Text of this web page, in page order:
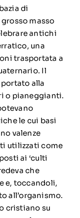
di
masso
antichi
una
trasportata a
Il
alla
o pianeggianti.
le cui basi
valenze
utilizzati come
ai ‘culti
che
e, toccandoli,
all’organismo.
cristiano su